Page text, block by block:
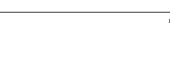
/ מסים